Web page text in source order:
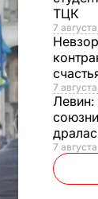
ТЦК
7
7
Левин:
7